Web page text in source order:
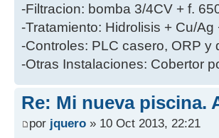
-Filtracion: bomba 3/4CV + f.
-Tratamiento: Hidrolisis + Cu/
-Controles: PLC casero, ORP y
-Otras Instalaciones: Cobertor
Re: Mi nueva piscina.
por jquero » 10 Oct 2013, 22:21